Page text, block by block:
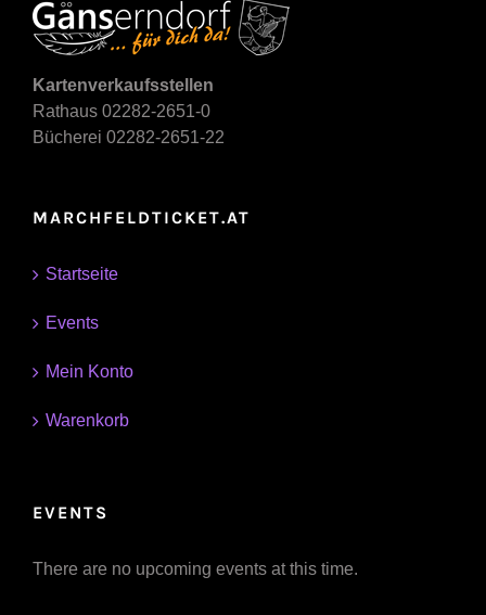
Kartenverkaufsstellen
Rathaus 02282-2651-0
Bücherei 02282-2651-22
MARCHFELDTICKET.AT
Startseite
Events
Mein Konto
Warenkorb
EVENTS
There are no upcoming events at this time.